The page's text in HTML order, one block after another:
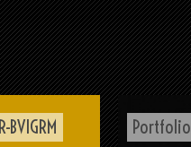
BVIGRM Portfolio